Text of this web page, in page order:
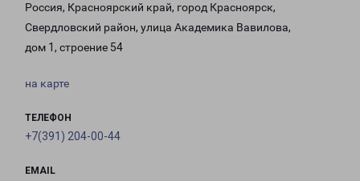
Россия, Красноярский край, город Красноярск,
Свердловский район, улица Академика Вавилова,
дом 1, строение 54
на карте
ТЕЛЕФОН
+7(391) 204-00-44
EMAIL